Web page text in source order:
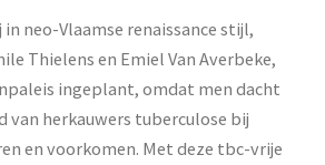
neo-Vlaamse renaissance stijl,
Thielens en Emiel Van Averbeke,
ingeplant, omdat men dacht
van herkauwers tuberculose bij
en voorkomen. Met deze tbc-vrije